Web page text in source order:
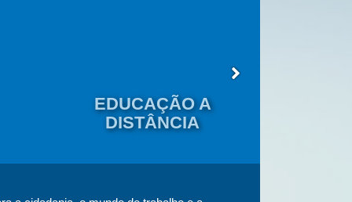
EDUCAÇÃO A
DISTÂNCIA